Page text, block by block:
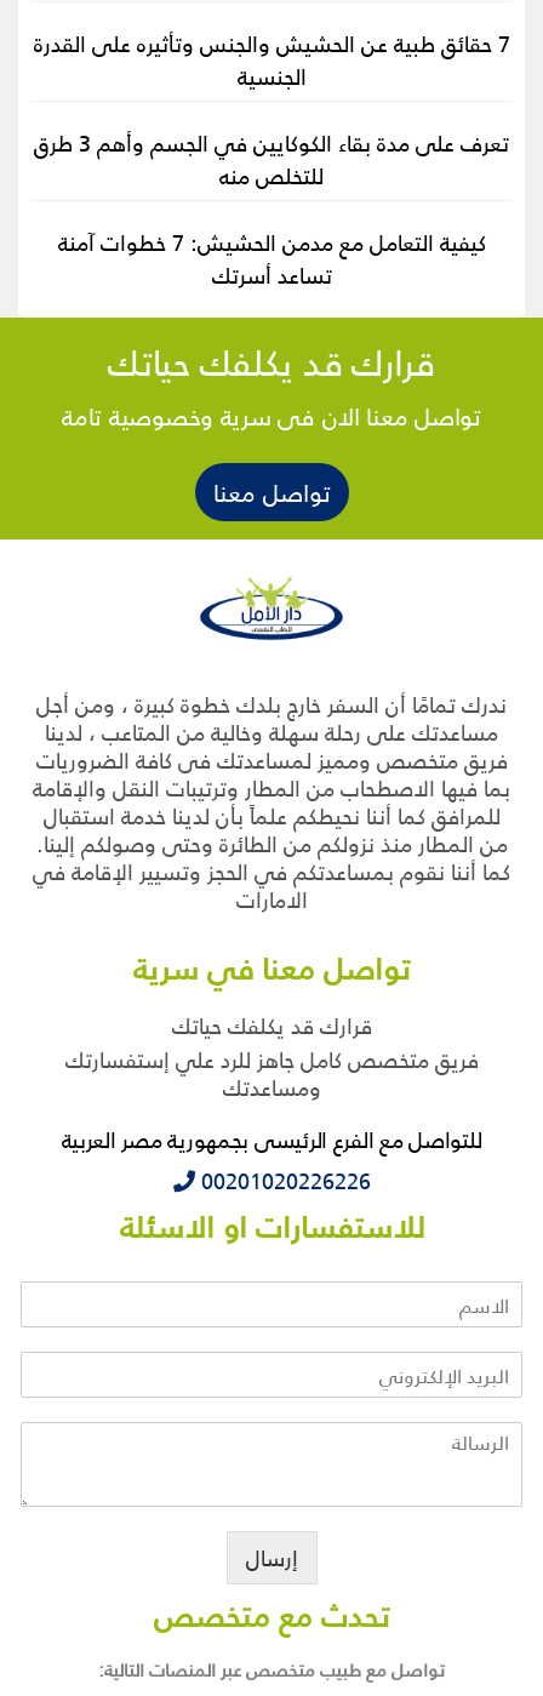
7 حقائق طبية عن الحشيش والجنس وتأثيره على القدرة
الجنسية
تعرف على مدة بقاء الكوكايين في الجسم وأهم 3 طرق
للتخلص منه
كيفية التعامل مع مدمن الحشيش: 7 خطوات آمنة
تساعد أسرتك
قرارك قد يكلفك حياتك
تواصل معنا الان فى سرية وخصوصية تامة
تواصل معنا
ندرك تمامًا أن السفر خارج بلدك خطوة كبيرة ، ومن أجل
مساعدتك على رحلة سهلة وخالية من المتاعب ، لدينا
فريق متخصص ومميز لمساعدتك فى كافة الضروريات
بما فيها الاصطحاب من المطار وترتيبات النقل والإقامة
للمرافق كما أننا نحيطكم علماً بأن لدينا خدمة استقبال
من المطار منذ نزولكم من الطائرة وحتى وصولكم إلينا.
كما أننا نقوم بمساعدتكم في الحجز وتسيير الإقامة في
الامارات
تواصل معنا في سرية
قرارك قد يكلفك حياتك
فريق متخصص كامل جاهز للرد علي إستفسارتك
ومساعدتك
للتواصل مع الفرع الرئيسى بجمهورية مصر العربية
‭‭‭00201020226226
للاستفسارات او الاسئلة
إرسال
تحدث مع متخصص
تواصل مع طبيب متخصص عبر المنصات التالية: